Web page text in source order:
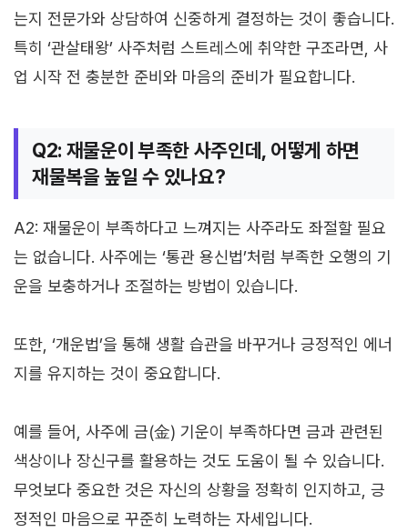
는지 전문가와 상담하여 신중하게 결정하는 것이 좋습니다.
특히 ‘관살태왕’ 사주처럼 스트레스에 취약한 구조라면, 사
업 시작 전 충분한 준비와 마음의 준비가 필요합니다.
Q2: 재물운이 부족한 사주인데, 어떻게 하면
재물복을 높일 수 있나요?
A2: 재물운이 부족하다고 느껴지는 사주라도 좌절할 필요
는 없습니다. 사주에는 ‘통관 용신법’처럼 부족한 오행의 기
운을 보충하거나 조절하는 방법이 있습니다.
또한, ‘개운법’을 통해 생활 습관을 바꾸거나 긍정적인 에너
지를 유지하는 것이 중요합니다.
예를 들어, 사주에 금(金) 기운이 부족하다면 금과 관련된
색상이나 장신구를 활용하는 것도 도움이 될 수 있습니다.
무엇보다 중요한 것은 자신의 상황을 정확히 인지하고, 긍
정적인 마음으로 꾸준히 노력하는 자세입니다.